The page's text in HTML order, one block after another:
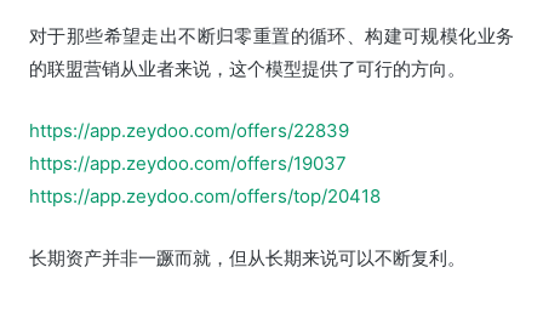
对于那些希望走出不断归零重置的循环、构建可规模化业务
的联盟营销从业者来说，这个模型提供了可行的方向。
https://app.zeydoo.com/offers/22839
https://app.zeydoo.com/offers/19037
https://app.zeydoo.com/offers/top/20418
长期资产并非一蹶而就，但从长期来说可以不断复利。